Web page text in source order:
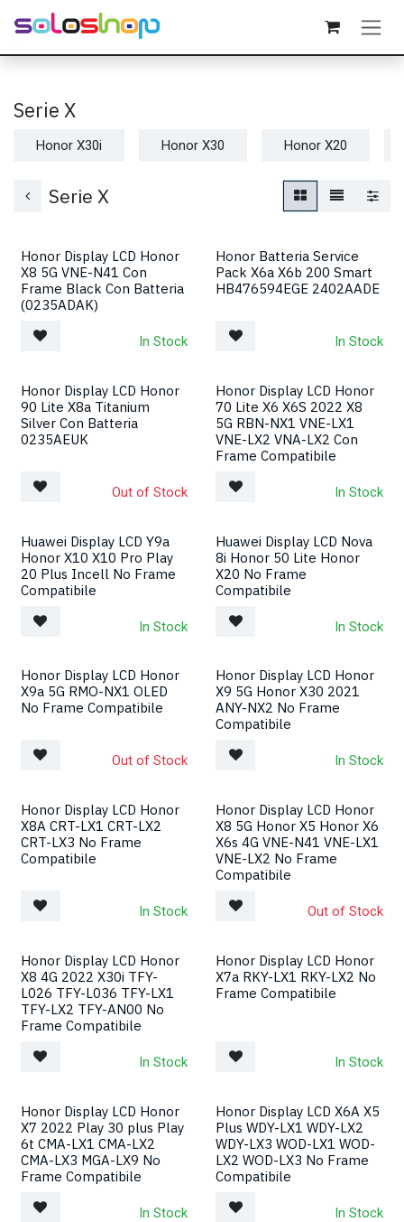
Passa al contenuto
Serie X
Honor X30i Honor X30 Honor X20
Serie X
Honor Display LCD Honor
X8 5G VNE-N41 Con
Frame Black Con Batteria
(0235ADAK)
In Stock
Honor Batteria Service
Pack X6a X6b 200 Smart
HB476594EGE 2402AADE
In Stock
Honor Display LCD Honor
90 Lite X8a Titanium
Silver Con Batteria
0235AEUK
Out of Stock
Honor Display LCD Honor
70 Lite X6 X6S 2022 X8
5G RBN-NX1 VNE-LX1
VNE-LX2 VNA-LX2 Con
Frame Compatibile
In Stock
Huawei Display LCD Y9a
Honor X10 X10 Pro Play
20 Plus Incell No Frame
Compatibile
In Stock
Huawei Display LCD Nova
8i Honor 50 Lite Honor
X20 No Frame
Compatibile
In Stock
Honor Display LCD Honor
X9a 5G RMO-NX1 OLED
No Frame Compatibile
Out of Stock
Honor Display LCD Honor
X9 5G Honor X30 2021
ANY-NX2 No Frame
Compatibile
In Stock
Honor Display LCD Honor
X8A CRT-LX1 CRT-LX2
CRT-LX3 No Frame
Compatibile
In Stock
Honor Display LCD Honor
X8 5G Honor X5 Honor X6
X6s 4G VNE-N41 VNE-LX1
VNE-LX2 No Frame
Compatibile
Out of Stock
Honor Display LCD Honor
X8 4G 2022 X30i TFY-
L026 TFY-L036 TFY-LX1
TFY-LX2 TFY-AN00 No
Frame Compatibile
In Stock
Honor Display LCD Honor
X7a RKY-LX1 RKY-LX2 No
Frame Compatibile
In Stock
Honor Display LCD Honor
X7 2022 Play 30 plus Play
6t CMA-LX1 CMA-LX2
CMA-LX3 MGA-LX9 No
Frame Compatibile
In Stock
Honor Display LCD X6A X5
Plus WDY-LX1 WDY-LX2
WDY-LX3 WOD-LX1 WOD-
LX2 WOD-LX3 No Frame
Compatibile
In Stock